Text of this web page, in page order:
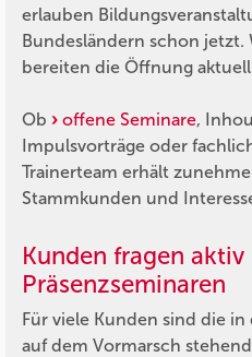
erlauben
Bundesländern schon jetzt.
bereiten die Öffnung aktuell
Ob offene Seminare,
Impulsvorträge oder
Trainerteam erhält
Stammkunden und
Kunden fragen
Präsenzseminaren
Für viele Kunden sind die
auf dem Vormarsch